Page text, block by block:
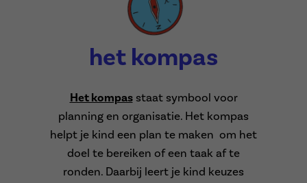
het kompas
Het kompasstaat symbool voor
planning en organisatie. Het kompas
helpt je kind een plan te maken om het
doel te bereiken of een taak af te
ronden. Daarbij leert je kind keuzes